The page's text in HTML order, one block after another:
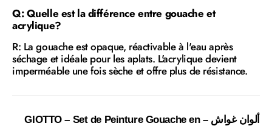
Q: Quelle est la différence entre gouache et
acrylique?
R: La gouache est opaque, réactivable à l'eau après
séchage et idéale pour les aplats. L'acrylique devient
imperméable une fois sèche et offre plus de résistance.
ألوان غواش – GIOTTO – Set de Peinture Gouache en